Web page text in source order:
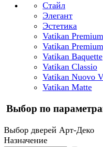
Стайл
Элегант
Эстетика
Vatikan Premium
Vatikan
Vatikan Baquette
Vatikan Classio
Vatikan Nuovo
Vatikan Matte
Выбор по
Выбор дверей Арт-Деко
Назначение